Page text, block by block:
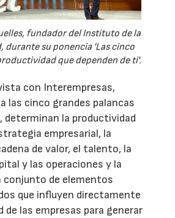
fundador del Instituto de la
durante su ponencia 'Las cinco
que dependen de ti'.
con Interempresas,
las cinco grandes palancas
determinan la productividad
empresarial, la
de valor, el talento, la
y las operaciones y la
conjunto de elementos
que influyen directamente
de las empresas para generar